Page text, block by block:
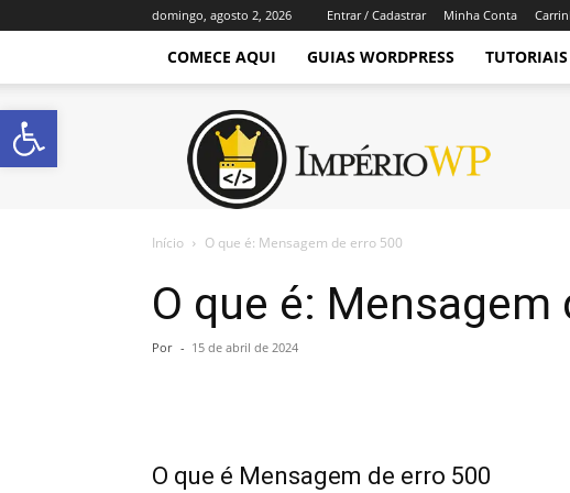
domingo, agosto 2, 2026 Entrar / Cadastrar Minha Conta
COMECE AQUI GUIAS WORDPRESS TUTORIAIS
Império
WordPress
Início O que é: Mensagem de erro 500
O que é: Mensagem
Por - 15 de abril de 2024
O que é Mensagem de erro 500
Abrir a barra de ferramentas